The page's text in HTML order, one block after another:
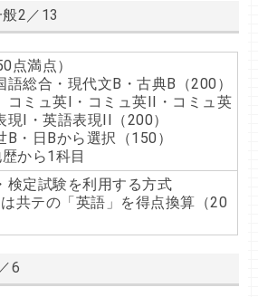
2／13
点満点）
語総合・現代文B・古典B（200）
コミュ英I・コミュ英II・コミュ英
現I・英語表現II（200）
B・日Bから選択（150）
から1科目
検定試験を利用する方式
共テの「英語」を得点換算（20
6